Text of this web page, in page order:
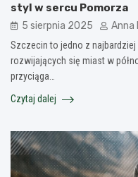
styl w sercu Pomorza
5 sierpnia 2025 Anna
Szczecin to jedno z
rozwijających się miast w
przyciąga…
Czytaj dalej